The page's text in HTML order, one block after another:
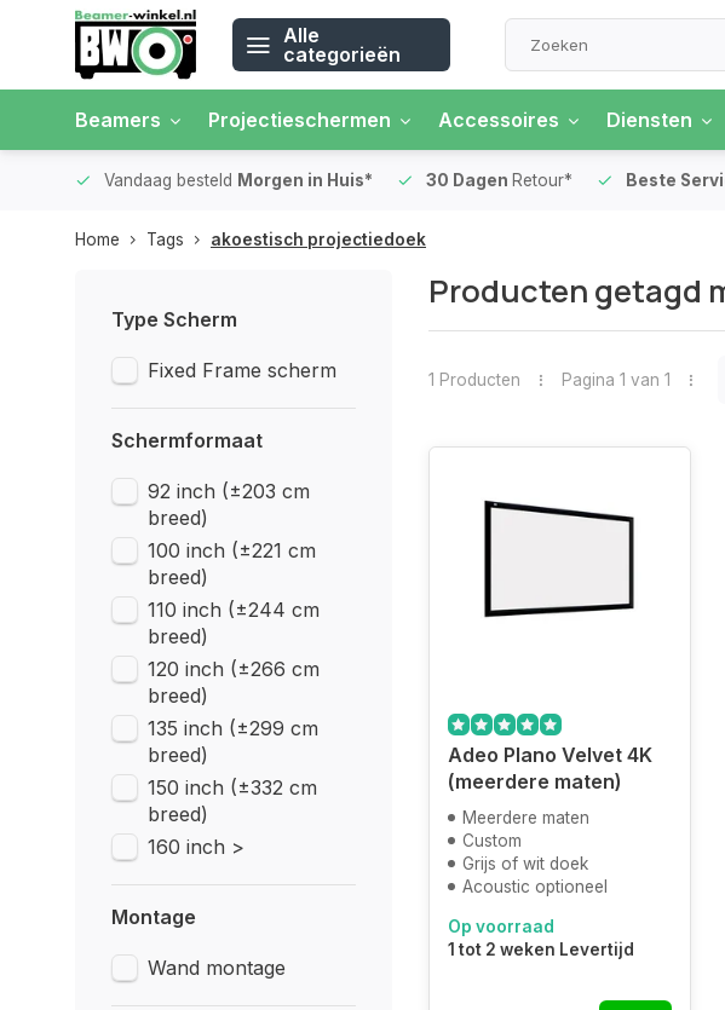
Alle
categorieën
Beamers Projectieschermen Accessoires Diensten
Vandaag besteld Morgen in Huis* 30 Dagen Retour* Beste
Home Tags akoestisch projectiedoek
Type Scherm
Fixed Frame scherm
Schermformaat
92 inch (±203 cm
breed)
100 inch (±221 cm
breed)
110 inch (±244 cm
breed)
120 inch (±266 cm
breed)
135 inch (±299 cm
breed)
150 inch (±332 cm
breed)
160 inch >
Montage
Wand montage
Producten getagd
1 Producten Pagina 1 van 1
Adeo Plano Velvet 4K
(meerdere maten)
Meerdere maten
Custom
Grijs of wit doek
Acoustic optioneel
Op voorraad
1 tot 2 weken Levertijd